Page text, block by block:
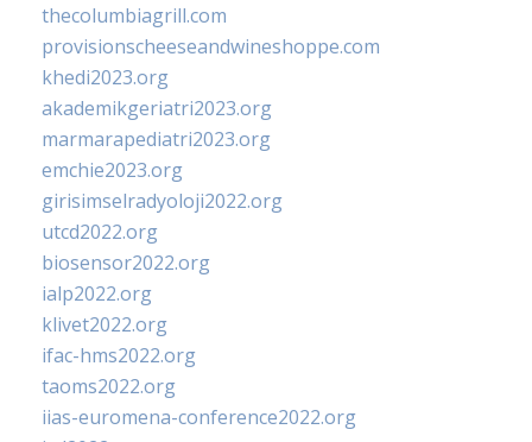
thecolumbiagrill.com
provisionscheeseandwineshoppe.com
khedi2023.org
akademikgeriatri2023.org
marmarapediatri2023.org
emchie2023.org
girisimselradyoloji2022.org
utcd2022.org
biosensor2022.org
ialp2022.org
klivet2022.org
ifac-hms2022.org
taoms2022.org
iias-euromena-conference2022.org